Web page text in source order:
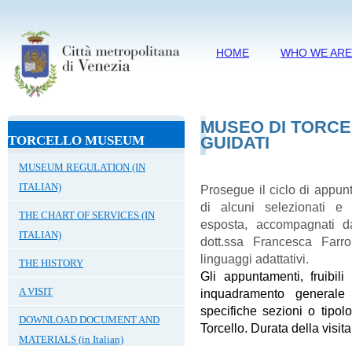
HOME WHO WE ARE
TORCELLO MUSEUM
MUSEUM REGULATION (IN
ITALIAN)
THE CHART OF SERVICES (IN
ITALIAN)
THE HISTORY
A VISIT
DOWNLOAD DOCUMENT AND
MATERIALS (in Italian)
MUSEO DI
GUIDATI
Prosegue il ciclo di
di alcuni selezionati e
esposta, accompagnati
dott.ssa Francesca
linguaggi adattativi.
Gli appuntamenti, fruibili
inquadramento
specifiche sezioni o
Torcello. Durata della